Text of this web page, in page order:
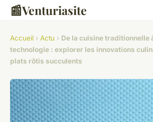
📰Venturiasite
Accueil › Actu › De la cuisine traditionnelle
technologie : explorer les innovations
plats rôtis succulents